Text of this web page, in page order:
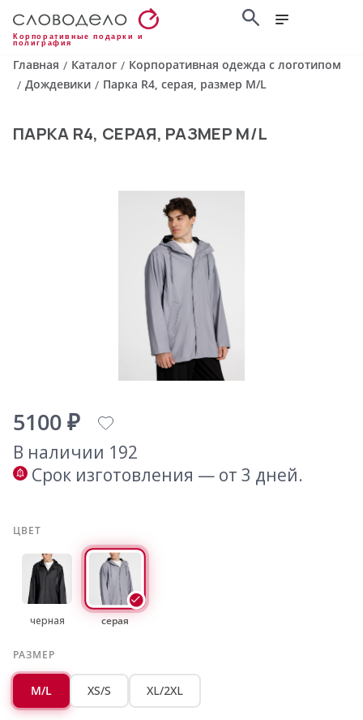
Корпоративные подарки и
полиграфия
Главная / Каталог / Корпоративная одежда с логотипом
/ Дождевики / Парка R4, серая, размер M/L
ПАРКА R4, СЕРАЯ, РАЗМЕР M/L
5100 ₽
В наличии 192
Срок изготовления — от 3 дней.
ЦВЕТ
черная серая
РАЗМЕР
M/L XS/S XL/2XL